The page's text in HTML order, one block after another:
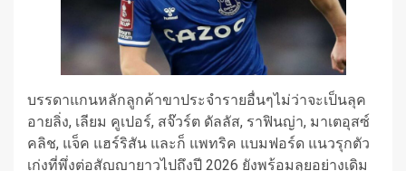
บรรดาแกนหลักลูกค้าขาประจำรายอื่นๆไม่ว่าจะเป็นลุค
อายลิ่ง, เลียม คูเปอร์, สจ๊วร์ต ดัลลัส, ราฟินญ่า, มาเตอุสซ์
คลิช, แจ็ค แฮร์ริสัน และก็ แพทริค แบมฟอร์ด แนวรุกตัว
เก่งที่พึ่งต่อสัญญายาวไปถึงปี 2026 ยังพร้อมลุยอย่างเดิม